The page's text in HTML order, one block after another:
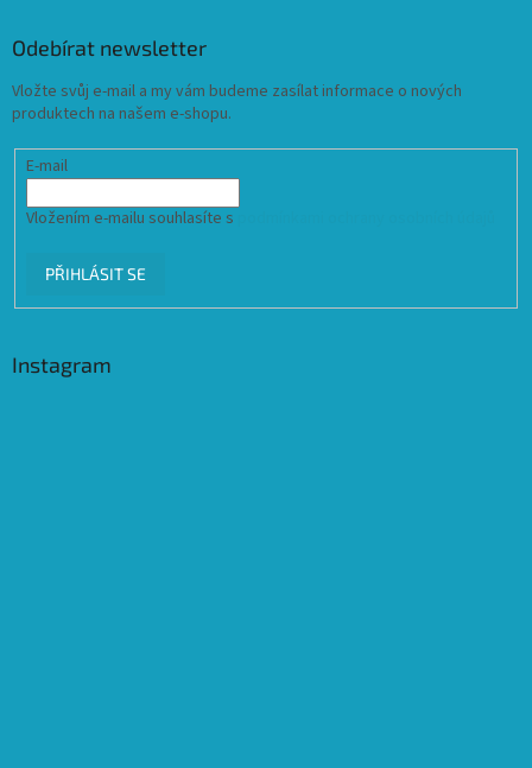
Odebírat newsletter
Vložte svůj e-mail a my vám budeme zasílat informace o nových
produktech na našem e-shopu.
E-mail
Vložením e-mailu souhlasíte s
PŘIHLÁSIT SE
Instagram